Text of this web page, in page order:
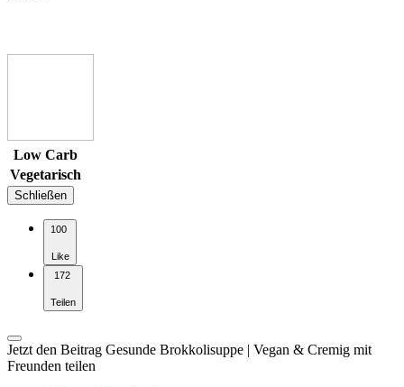
Low Carb
Vegetarisch
Schließen
100
Like
172
Teilen
Jetzt den Beitrag Gesunde Brokkolisuppe | Vegan & Cremig mit
Freunden teilen